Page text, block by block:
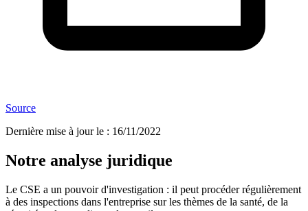
Source
Dernière mise à jour le : 16/11/2022
Notre analyse juridique
Le CSE a un pouvoir d'investigation : il peut procéder régulièrement
à des inspections dans l'entreprise sur les thèmes de la santé, de la